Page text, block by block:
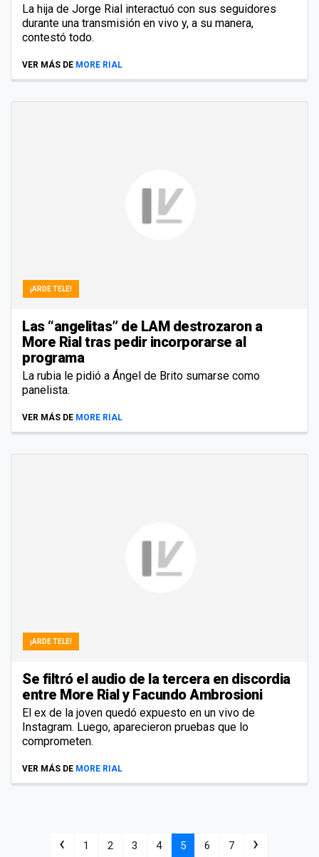
La hija de Jorge Rial interactuó con sus seguidores
durante una transmisión en vivo y, a su manera,
contestó todo.
VER MÁS DE MORE RIAL
¡ARDE TELE!
Las “angelitas” de LAM destrozaron a
More Rial tras pedir incorporarse al
programa
La rubia le pidió a Ángel de Brito sumarse como
panelista.
VER MÁS DE MORE RIAL
¡ARDE TELE!
Se filtró el audio de la tercera en discordia
entre More Rial y Facundo Ambrosioni
El ex de la joven quedó expuesto en un vivo de
Instagram. Luego, aparecieron pruebas que lo
comprometen.
VER MÁS DE MORE RIAL
‹ 1 2 3 4 5 6 7 ›